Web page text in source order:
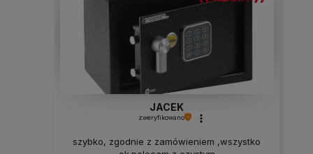
JACEK
zweryfikowano
szybko, zgodnie z zamówieniem ,wszystko